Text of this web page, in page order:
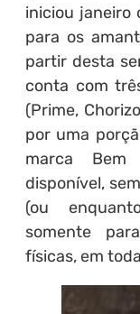
iniciou janeiro
para os
partir desta
conta com
(Prime,
por uma
marca
disponível,
(ou
somente
físicas, em